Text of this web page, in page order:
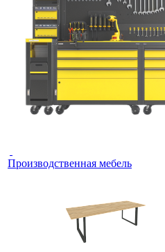
Производственная мебель